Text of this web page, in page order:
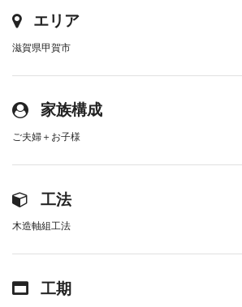
エリア
滋賀県甲賀市
家族構成
ご夫婦＋お子様
工法
木造軸組工法
工期